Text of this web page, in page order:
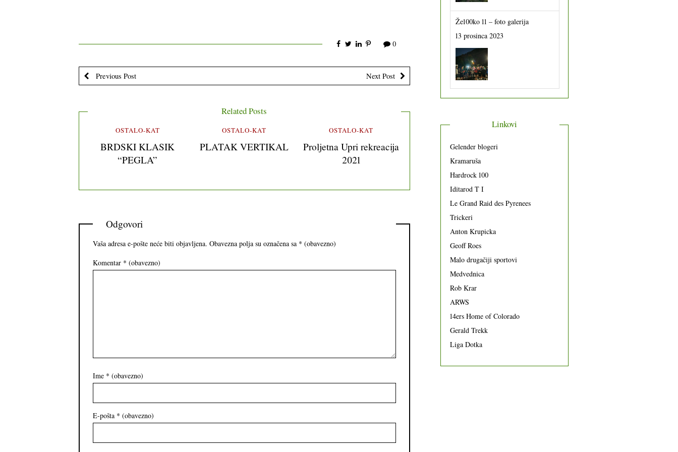
0
Previous Post Next Post
Related Posts
OSTALO-KAT
BRDSKI KLASIK
“PEGLA”
OSTALO-KAT
PLATAK VERTIKAL
OSTALO-KAT
Proljetna Upri rekreacija
2021
Odgovori
Vaša adresa e-pošte neće biti objavljena. Obavezna polja su označena sa * (obavezno)
Komentar * (obavezno)
Ime * (obavezno)
E-pošta * (obavezno)
Že100ko 11 – foto galerija
13 prosinca 2023
Linkovi
Gelender blogeri
Kramaruša
Hardrock 100
Iditarod T I
Le Grand Raid des Pyrenees
Trickeri
Anton Krupicka
Geoff Roes
Malo drugačiji sportovi
Medvednica
Rob Krar
ARWS
14ers Home of Colorado
Gerald Trekk
Liga Dotka